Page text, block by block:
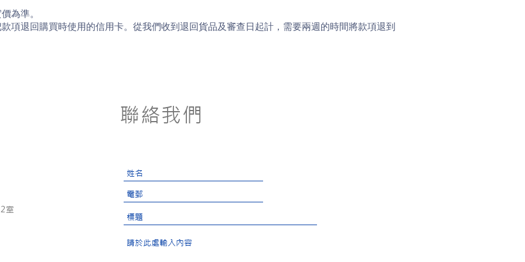
為準。
項退回購買時使用的信用卡。從我們收到退回貨品及審查日起計，需要兩週的時間將款項退到
室
聯絡我們